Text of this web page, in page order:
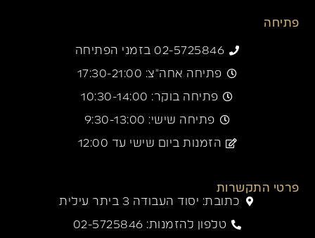
פתיחה
02-5725846 בזמני הפתיחה
פתיחה אחה"צ: 17:30-21:00
פתיחה בוקר: 10:30-14:00
פתיחה שישי: 9:30-13:00
הזמנות ביום שישי עד 12:00
פרטי התקשרות
כתובת: יסוד העבודה 3 ביתר עילית
טלפון להזמנות: 02-5725846